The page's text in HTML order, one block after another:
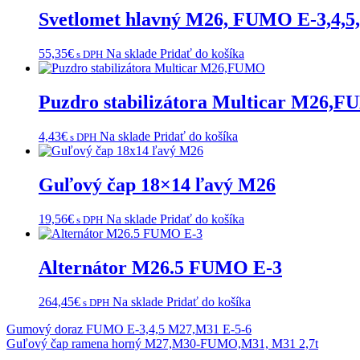
Svetlomet hlavný M26, FUMO E-
55,35€ s DPH Na sklade Pridať do košíka
Puzdro stabilizátora Multicar
4,43€ s DPH Na sklade Pridať do košíka
Guľový čap 18×14 ľavý M26
19,56€ s DPH Na sklade Pridať do košíka
Alternátor M26.5 FUMO E-3
264,45€ s DPH Na sklade Pridať do košíka
Navigácia
v
Gumový doraz FUMO E-3,4,5 M27,M31 E-5-6
Guľový čap ramena horný M27,M30-FUMO,M31, M31 2,7t